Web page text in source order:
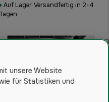
Auf Lager. Versandfertig in 2-4
Tagen.
unsere Website
für Statistiken und